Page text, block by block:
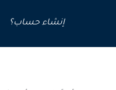
إنشاء حساب؟